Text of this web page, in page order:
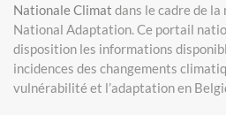
Nationale Climat dans le cadre de
National Adaptation. Ce portail
disposition les informations
incidences des changements
vulnérabilité et l’adaptation en